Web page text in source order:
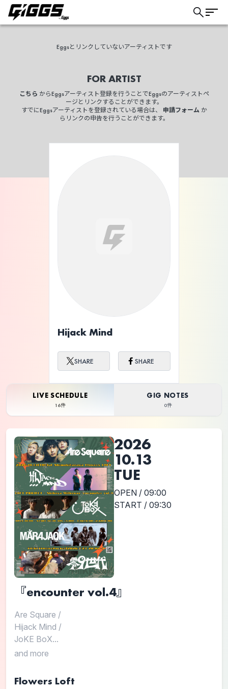
ライブ体験をもっと楽しく、もっと便利
に。
Eggsとリンクしていないアーティストです
FOR ARTIST
こちら からEggsアーティスト登録を行うことでEggsのアーティストペ
ージとリンクすることができます。
すでにEggsアーティストを登録されている場合は、 申請フォームか
らリンクの申告を行うことができます。
Hijack Mind
SHARE SHARE
LIVE SCHEDULE
16件
GIG NOTES
0件
2026
10.13
TUE
OPEN / 09:00
START / 09:30
『encounter vol.4』
Are Square /
Hijack Mind /
JoKE BoX...
and more
Flowers Loft